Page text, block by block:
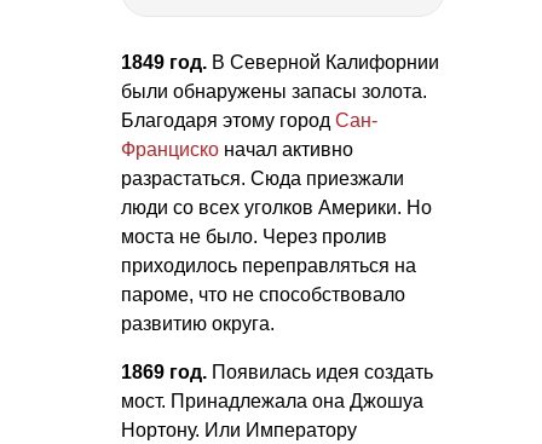
1849 год. В Северной Калифорнии
были обнаружены запасы золота.
Благодаря этому город Сан-
Франциско начал активно
разрастаться. Сюда приезжали
люди со всех уголков Америки. Но
моста не было. Через пролив
приходилось переправляться на
пароме, что не способствовало
развитию округа.
1869 год. Появилась идея создать
мост. Принадлежала она Джошуа
Нортону. Или Императору